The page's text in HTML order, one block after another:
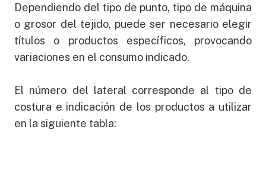
Dependiendo del tipo de punto, tipo de máquina
o grosor del tejido, puede ser necesario elegir
títulos o productos específicos, provocando
variaciones en el consumo indicado.
El número del lateral corresponde al tipo de
costura e indicación de los productos a utilizar
en la siguiente tabla: